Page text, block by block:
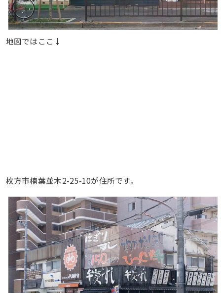
地図ではここ↓
枚方市楠葉並木2-25-10が住所です。